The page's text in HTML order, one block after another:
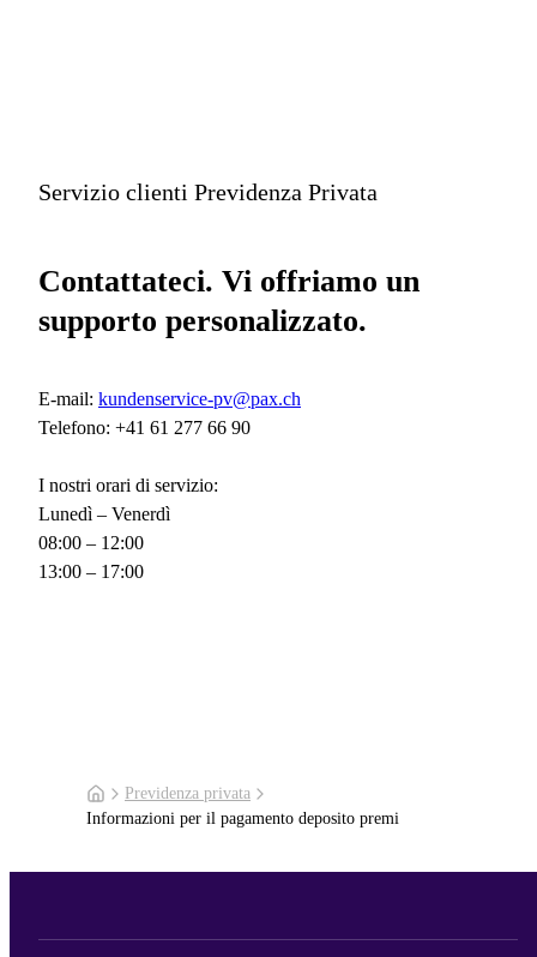
Servizio clienti Previdenza Privata
Contattateci. Vi offriamo un
supporto personalizzato.
E-mail: kundenservice-pv@pax.ch
Telefono: +41 61 277 66 90
I nostri orari di servizio:
Lunedì – Venerdì
08:00 – 12:00
13:00 – 17:00
Previdenza privata
Informazioni per il pagamento deposito premi